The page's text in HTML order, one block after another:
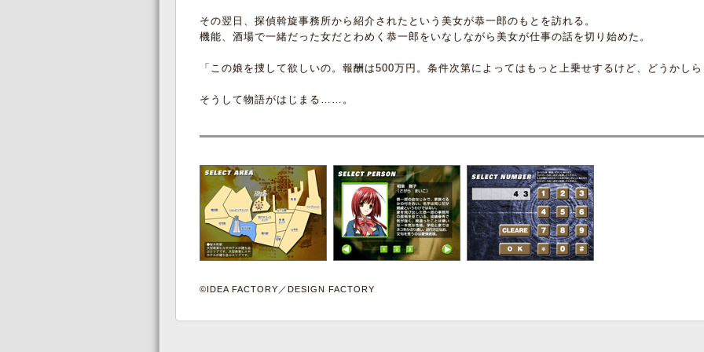
その翌日、探偵斡旋事務所から紹介されたという美女が恭一郎のもとを訪れる。
機能、酒場で一緒だった女だとわめく恭一郎をいなしながら美女が仕事の話を切り始めた。
「この娘を捜して欲しいの。報酬は500万円。条件次第によってはもっと上乗せするけど、どうかし
そうして物語がはじまる……。
©IDEA FACTORY／DESIGN FACTORY